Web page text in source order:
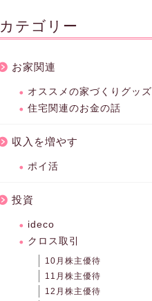
カテゴリー
お家関連
オススメの家づくりグッズ
住宅関連のお金の話
収入を増やす
ポイ活
投資
ideco
クロス取引
10月株主優待
11月株主優待
12月株主優待